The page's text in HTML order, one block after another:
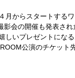
からスタートする
会の開催も発表さ
いプレゼントになる
公演のチケット